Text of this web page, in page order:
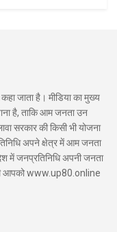
जाता है। मीडिया का मुख्य
है, ताकि आम जनता उन
सरकार की किसी भी योजना
अपने क्षेत्र में आम जनता
में जनप्रतिनिधि अपनी जनता
आपको www.up80.online